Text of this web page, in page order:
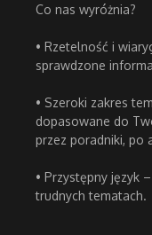
Co nas wyróżnia?
• Rzetelność i
sprawdzone
• Szeroki zakres
dopasowane do
przez poradniki, po
• Przystępny język
trudnych tematach.